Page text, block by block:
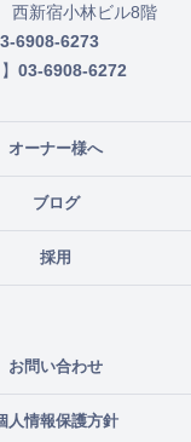
オーナー様へ
ブログ
採用
お問い合わせ
人情報保護方針
新宿小林ビル8階
6908-6273
03-6908-6272